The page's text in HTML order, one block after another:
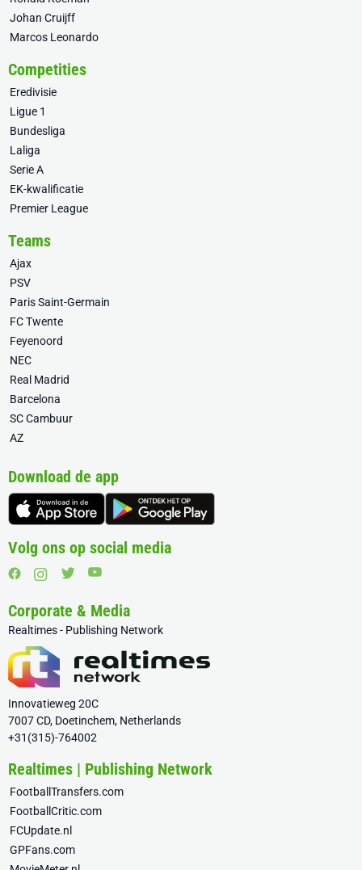
Johan Cruijff
Marcos Leonardo
Competities
Eredivisie
Ligue 1
Bundesliga
Laliga
Serie A
EK-kwalificatie
Premier League
Teams
Ajax
PSV
Paris Saint-Germain
FC Twente
Feyenoord
NEC
Real Madrid
Barcelona
SC Cambuur
AZ
Download de app
Volg ons op social media
Corporate & Media
Realtimes - Publishing Network
Innovatieweg 20C
7007 CD, Doetinchem, Netherlands
+31(315)-764002
Realtimes | Publishing Network
FootballTransfers.com
FootballCritic.com
FCUpdate.nl
GPFans.com